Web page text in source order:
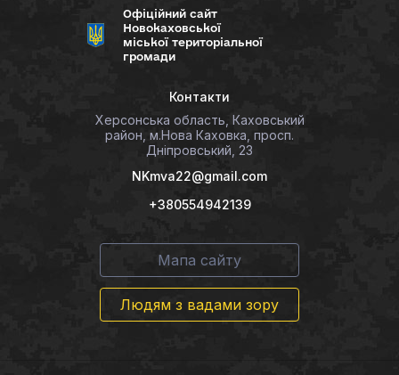
Офіційний сайт
Новокаховської
міської територіальної
громади
Контакти
Херсонська область, Каховський
район, м.Нова Каховка, просп.
Дніпровський, 23
NKmva22@gmail.com
+380554942139
Мапа сайту
Людям з вадами зору